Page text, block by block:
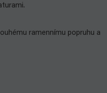
ramennímu popruhu a